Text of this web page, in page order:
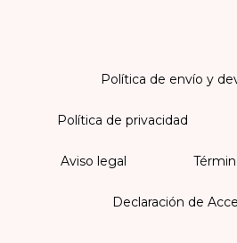
Política de envío y
Política de privacidad
Aviso legal
Declaración de